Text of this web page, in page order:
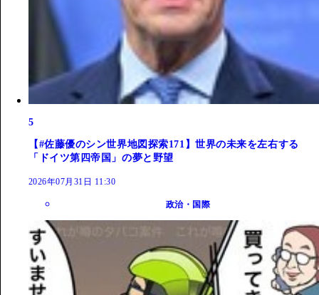
5
【#佐藤優のシン世界地図探索171】世界の未来を左右する
「ドイツ第四帝国」の夢と野望
2026年07月31日 11:30
政治・国際